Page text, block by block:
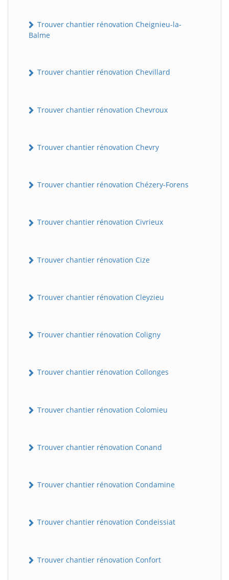
Trouver chantier rénovation Cheignieu-la-
Balme
Trouver chantier rénovation Chevillard
Trouver chantier rénovation Chevroux
Trouver chantier rénovation Chevry
Trouver chantier rénovation Chézery-Forens
Trouver chantier rénovation Civrieux
Trouver chantier rénovation Cize
Trouver chantier rénovation Cleyzieu
Trouver chantier rénovation Coligny
Trouver chantier rénovation Collonges
Trouver chantier rénovation Colomieu
Trouver chantier rénovation Conand
Trouver chantier rénovation Condamine
Trouver chantier rénovation Condeissiat
Trouver chantier rénovation Confort
Assistant en ligne